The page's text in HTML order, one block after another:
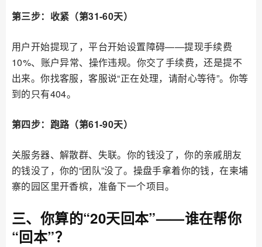
第三步：收紧（第31-60天）
用户开始提现了，平台开始设置障碍——提现手续费
10%、账户异常、操作违规。你交了手续费，还是提不
出来。你找客服，客服说“正在处理，请耐心等待”。你等
到的只有404。
第四步：跑路（第61-90天）
关服务器、解散群、失联。你的钱没了，你的亲戚朋友
的钱没了，你的“团队”没了。操盘手拿着你的钱，在柬埔
寨的园区里开香槟，准备下一个项目。
三、你算的“20天回本”——谁在帮你
“回本”？